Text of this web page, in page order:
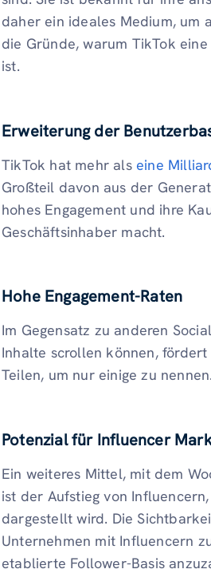
daher ein ideales Medium, um
die Gründe, warum TikTok
ist.
Erweiterung der
TikTok hat mehr als eine
Großteil davon aus der
hohes Engagement und ihre
Geschäftsinhaber macht.
Hohe Engagement-Raten
Im Gegensatz zu anderen
Inhalte scrollen können,
Teilen, um nur einige zu
Potenzial für Influencer
Ein weiteres Mittel, mit dem
ist der Aufstieg von
dargestellt wird. Die
Unternehmen mit Influencern
etablierte Follower-Basis